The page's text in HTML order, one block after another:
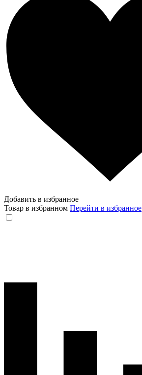
Добавить в избранное
Товар в избранном Перейти в избранное